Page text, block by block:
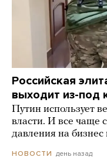
Российская
выходит из-под
Путин использует
власти. И все чаще
давления на
НОВОСТИ день назад